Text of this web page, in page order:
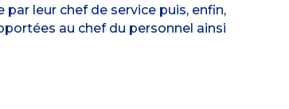
leur chef de service puis, enfin,
au chef du personnel ainsi